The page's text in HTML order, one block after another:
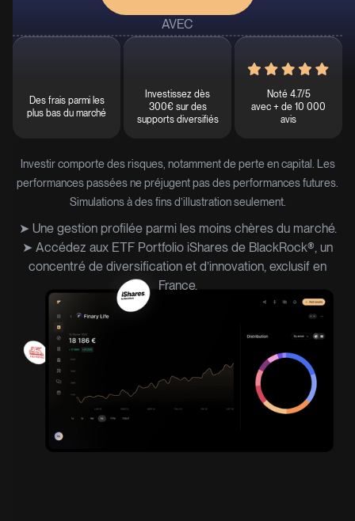
AVEC
Des frais parmi les
plus bas du marché
Investissez dès
300€ sur des
supports diversifiés
Noté 4.7/5
avec + de 10 000
avis
Investir comporte des risques, notamment de perte en capital. Les
performances passées ne préjugent pas des performances futures.
Simulations à des fins d’illustration seulement.
➤ Une gestion profilée parmi les moins chères du marché.
➤ Accédez aux ETF Portfolio iShares de BlackRock®, un
concentré de diversification et d’innovation, exclusif en
France.